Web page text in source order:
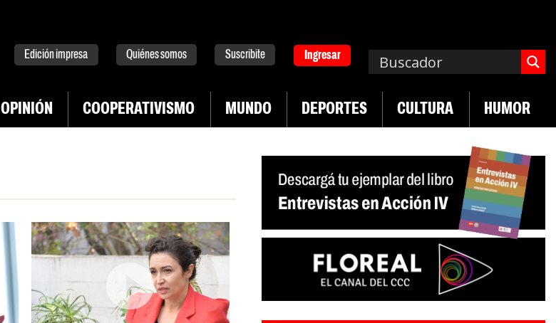
Edición impresa Quiénes somos Suscribite Ingresar
OPINIÓN COOPERATIVISMO MUNDO DEPORTES CULTURA HUMOR